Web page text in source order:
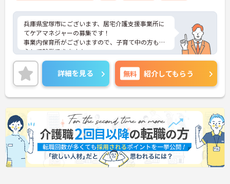
兵庫県宝塚市にございます、居宅介護支援事業所に
てケアマネジャーの募集です！
事業内保育所がございますので、子育て中の方も安
心して就業できます★
ご興味のある方は、マイナビ介護職までお問い合わ
せください。詳細を見る 無料 紹介してもらう